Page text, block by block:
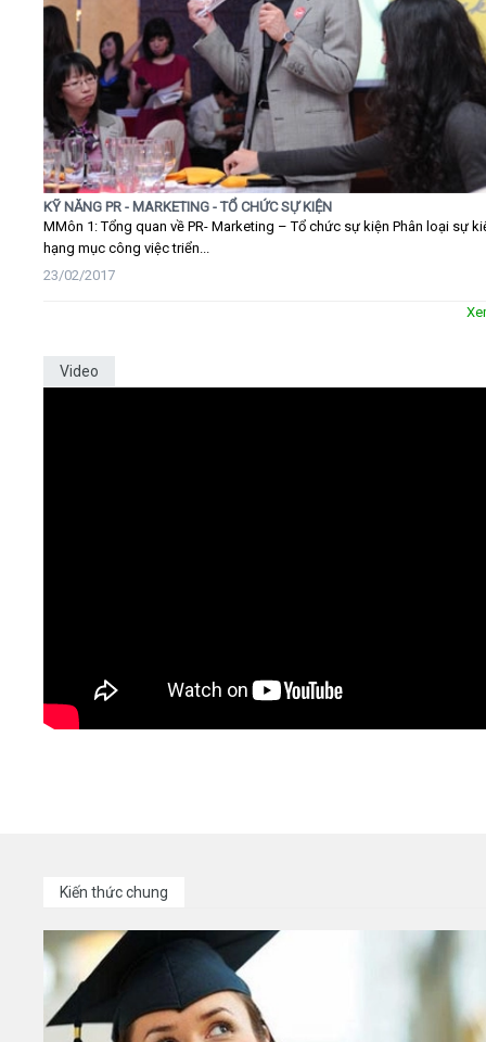
KỸ NĂNG PR - MARKETING - TỔ CHỨC SỰ KIỆN
MMôn 1: Tổng quan về PR- Marketing – Tổ chức sự kiện Phân loại sự
hạng mục công việc triển...
23/02/2017
Video
Kiến thức chung